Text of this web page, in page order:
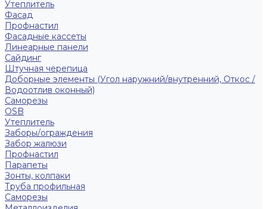
Утеплитель
Фасад
Профнастил
Фасадные кассеты
Линеарные панели
Сайдинг
Штучная черепица
Доборные элементы (Угол наружний/внутренний, Откос /
Водоотлив оконный)
Саморезы
OSB
Утеплитель
Заборы/ограждения
Забор жалюзи
Профнастил
Парапеты
Зонты, колпаки
Труба профильная
Саморезы